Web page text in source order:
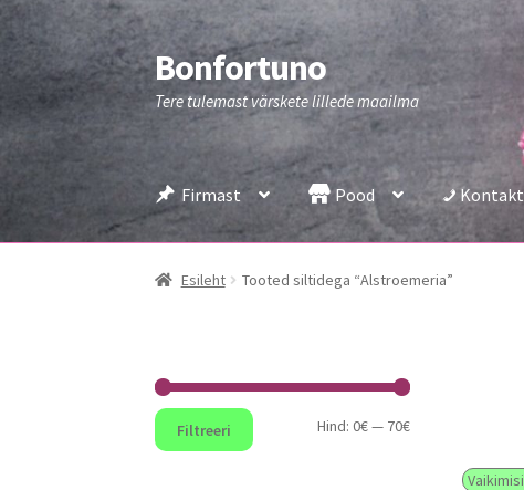
Liigu
navigeerimisele
Liigu
sisu
juurde
Bonfortuno
Tere tulemast värskete lillede maailma
Firmast Pood Kontakt
Esileht Tooted siltidega “Аlstroemeria”
Minimaalne
Maksimaalne
Filtreeri Hind:0€— 70€